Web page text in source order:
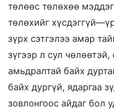
төлөөс төлөхөө
төлөхийг
зүрх сэтгэлээ амар
зүгээр л сул чөлөөтэй,
амьдралтай байх
байх дургүй, ядаргаа
зовлонгоос айдаг бол